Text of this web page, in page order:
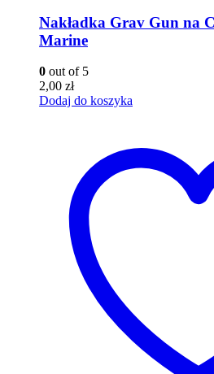
Nakładka Grav Gun na
Marine
0 out of 5
2,00 zł
Dodaj do koszyka